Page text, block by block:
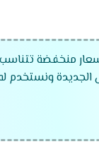
منخفضة
الجديدة ونستخدم